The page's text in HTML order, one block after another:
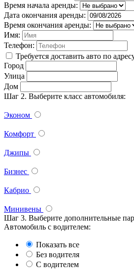
Время начала аренды:
Дата окончания аренды:
Время окончания аренды:
Имя:
Телефон:
Требуется доставить авто по
Город
Улица
Дом
Шаг 2. Выберите класс автомобиля:
Эконом
Комфорт
Джипы
Бизнес
Кабрио
Минивены
Шаг 3. Выберите дополнительные
Автомобиль с водителем:
Показать все
Без водителя
С водителем